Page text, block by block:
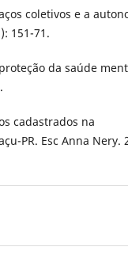
coletivos e a
151-71.
da saúde
cadastrados na
PR. Esc Anna Nery.